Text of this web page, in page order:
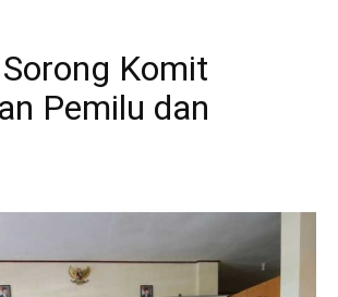
Komit
Pemilu dan